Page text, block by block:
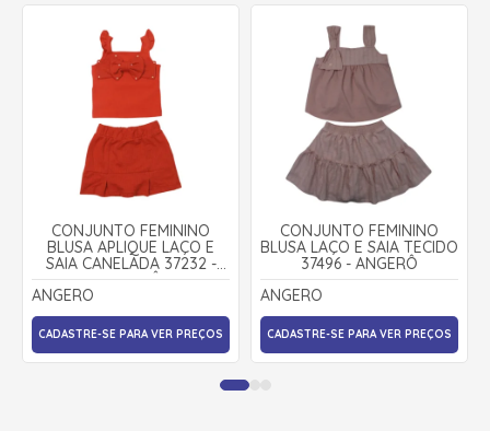
CONJUNTO FEMININO
BLUSA APLIQUE LAÇO E
SAIA CANELADA 37232 -
ANGERÔ
ANGERO
CADASTRE-SE PARA VER PREÇOS
CONJUNTO FEMININO
BLUSA LAÇO E SAIA TECIDO
37496 - ANGERÔ
ANGERO
CADASTRE-SE PARA VER PREÇOS